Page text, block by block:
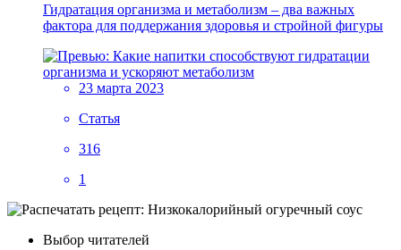
Гидратация организма и метаболизм – два важных
фактора для поддержания здоровья и стройной фигуры
23 марта 2023
Статья
316
1
Выбор читателей